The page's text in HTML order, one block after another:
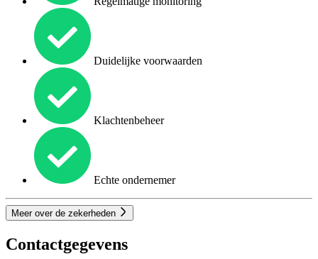
Duidelijke voorwaarden
Klachtenbeheer
Echte ondernemer
Meer over de zekerheden
Contactgegevens